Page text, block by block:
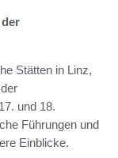
Stätten in Linz,
und 18.
Führungen und
Einblicke.